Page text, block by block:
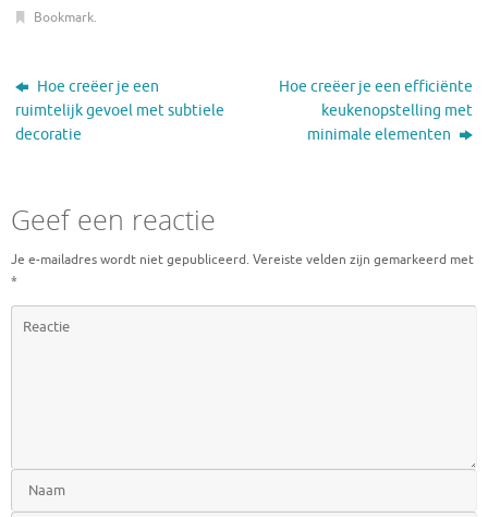
Bookmark.
Hoe creëer je een
ruimtelijk gevoel met subtiele
decoratie
Hoe creëer je een efficiënte
keukenopstelling met
minimale elementen
Geef een reactie
Je e-mailadres wordt niet gepubliceerd. Vereiste velden zijn gemarkeerd met
*